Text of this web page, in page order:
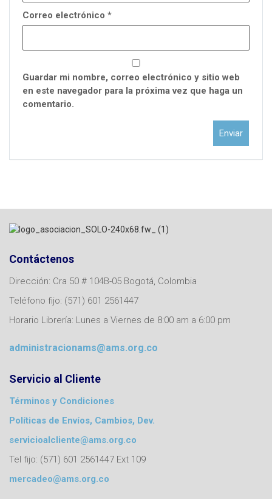
Correo electrónico *
Guardar mi nombre, correo electrónico y sitio web
en este navegador para la próxima vez que haga un
comentario.
Contáctenos
Dirección: Cra 50 # 104B-05 Bogotá, Colombia
Teléfono fijo: (571) 601 2561447
Horario Librería: Lunes a Viernes de 8:00 am a 6:00 pm
administracionams@ams.org.co
Servicio al Cliente
Términos y Condiciones
Políticas de Envíos, Cambios, Dev.
servicioalcliente@ams.org.co
Tel fijo: (571) 601 2561447 Ext 109
mercadeo@ams.org.co